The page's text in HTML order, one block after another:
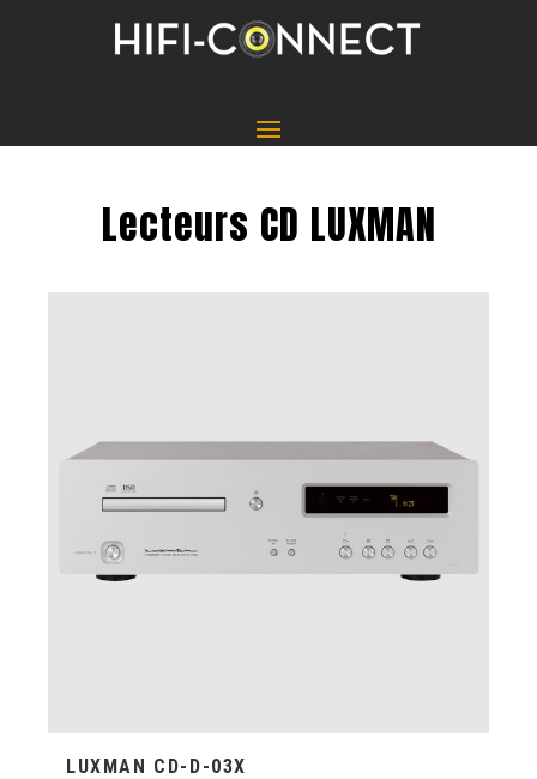
Lecteurs CD LUXMAN
LUXMAN CD-D-03X